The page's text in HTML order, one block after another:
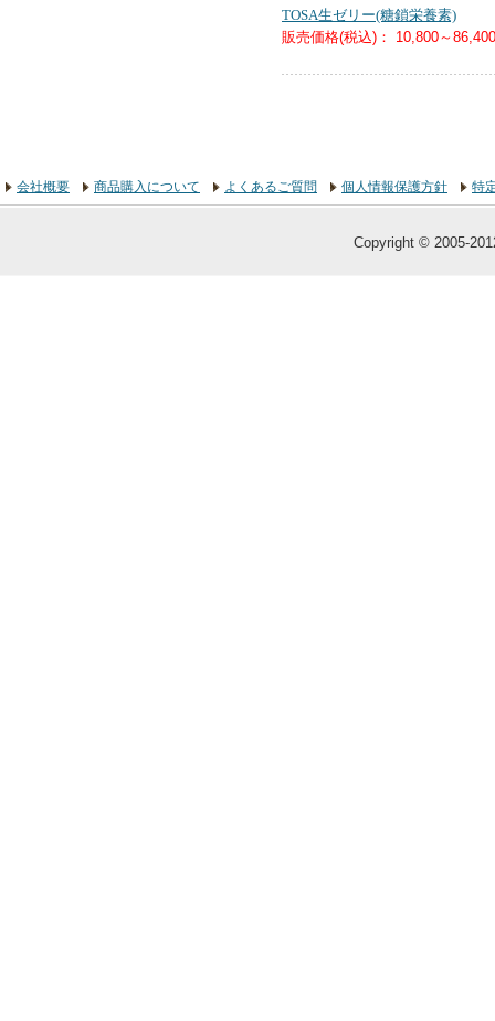
TOSA生ゼリー(糖鎖栄養素)
販売価格(税込)： 10,800～
会社概要 商品購入について よくあるご質問 個人情報保護方針 特
Copyright © 2005-